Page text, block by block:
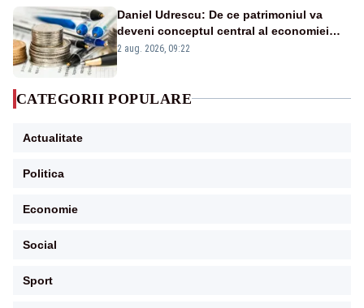
Daniel Udrescu: De ce patrimoniul va
deveni conceptul central al economiei
viitoare?
2 aug. 2026, 09:22
CATEGORII POPULARE
Actualitate
Politica
Economie
Social
Sport